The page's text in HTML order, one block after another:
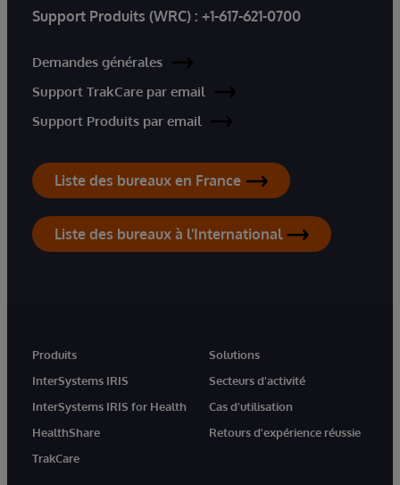
Support Produits (WRC) : +1-617-621-0700
Demandes générales
Support TrakCare par email
Support Produits par email
Liste des bureaux en France
Liste des bureaux à l'International
Produits
InterSystems IRIS
InterSystems IRIS for Health
HealthShare
TrakCare
Solutions
Secteurs d'activité
Cas d'utilisation
Retours d'expérience réussie